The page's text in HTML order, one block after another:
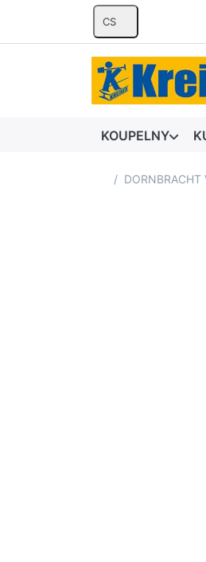
CS
KOUPELNY
Domovská stránka